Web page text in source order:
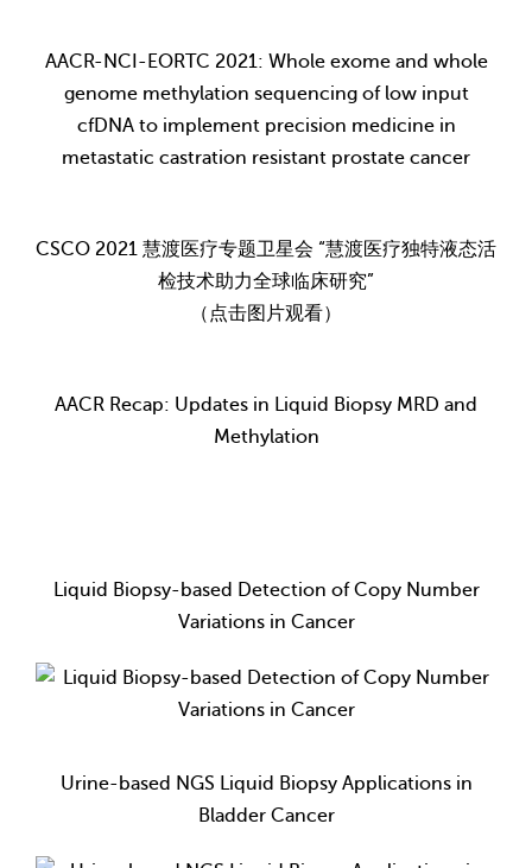
AACR-NCI-EORTC 2021: Whole exome and whole
genome methylation sequencing of low input
cfDNA to implement precision medicine in
metastatic castration resistant prostate cancer
CSCO 2021 慧渡医疗专题卫星会 “慧渡医疗独特液态活
检技术助力全球临床研究”
（点击图片观看）
AACR Recap: Updates in Liquid Biopsy MRD and
Methylation
Liquid Biopsy-based Detection of Copy Number
Variations in Cancer
Urine-based NGS Liquid Biopsy Applications in
Bladder Cancer